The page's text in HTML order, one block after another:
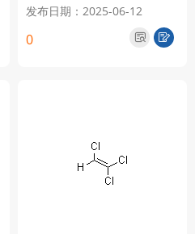
发布日期：2025-06-12
0